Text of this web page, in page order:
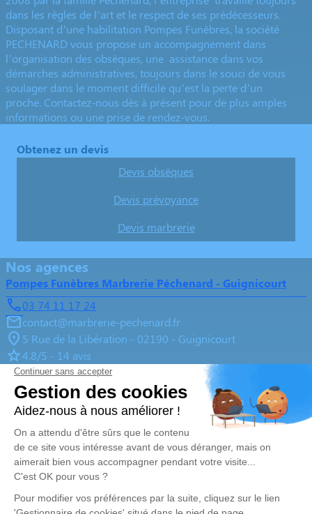
dans les règles de l’art et le respect de ses prédécesseurs.
Disposant d’une habilitation Pompes Funèbres, la société
PECHENARD vous propose un accompagnement dans
l’organisation des obsèques, une assistance dans vos
démarches administratives, toujours dans le souci de vous
soulager dans le moment difficile qu’est la perte d’un
proche. Contactez-nous dès à présent pour de plus amples
informations ou une prise de rendez-vous.
Obtenez un devis
Devis obsèques
Devis prévoyance
Devis marbrerie
Nos agences
Pompes Funèbres Marbrerie Péchenard - Guignicourt
03 74 11 17 24
contact@marbrerie-pechenard.fr
5 Rue de la Libération - 02190 - Guignicourt
4.8/5 - 14 avis
Pompes Funèbres Marbrerie Péchenard - Reims
03 67 80 08 31
201 Avenue Jean Jaurès - 51100 - Reims
4.7/5 - 119 avis
Pompes Funèbres Marbrerie Pechenard - Fismes
03 67 72 11 64